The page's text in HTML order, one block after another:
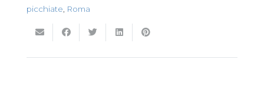
picchiate, Roma